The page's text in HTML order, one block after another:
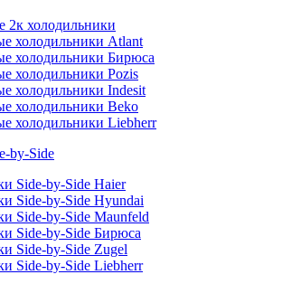
2к холодильники
холодильники Atlant
холодильники Бирюса
холодильники Pozis
холодильники Indesit
холодильники Beko
холодильники Liebherr
by-Side
Side-by-Side Haier
Side-by-Side Hyundai
Side-by-Side Maunfeld
Side-by-Side Бирюса
Side-by-Side Zugel
Side-by-Side Liebherr